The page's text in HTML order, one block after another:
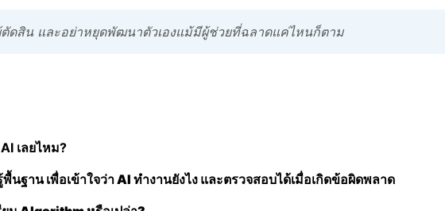
ตัดสิน และอย่าหยุดพัฒนาตัวเองแม้มีผู้ช่วยที่ฉลาดแค่ไหนก็ตาม
เลยไหม?
นฐาน เพื่อเข้าใจว่า AI ทำงานยังไง และตรวจสอบได้เมื่อเกิดข้อผิดพลาด